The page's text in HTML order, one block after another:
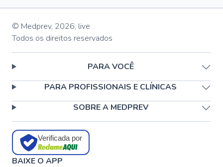
© Medprev, 2026, live
Todos os direitos reservados
PARA VOCÊ
PARA PROFISSIONAIS E CLÍNICAS
SOBRE A MEDPREV
Verificada por
BAIXE O APP